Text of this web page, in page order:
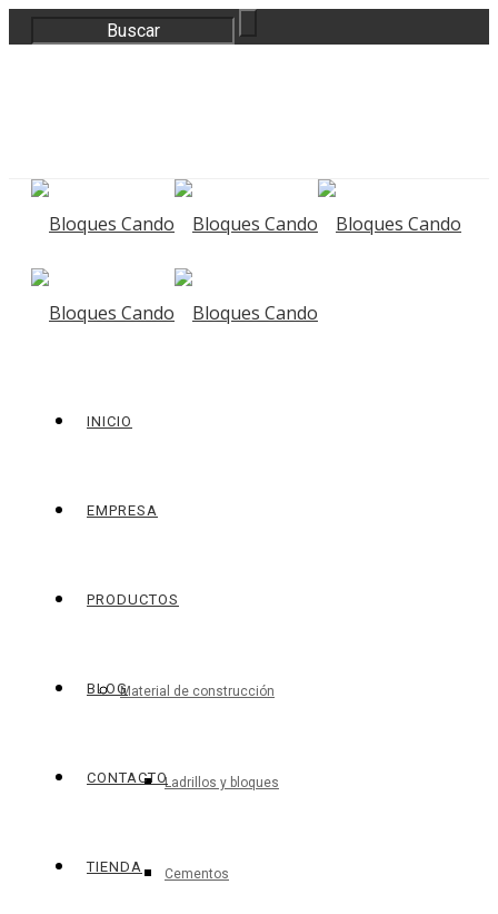
INICIO
EMPRESA
PRODUCTOS
Material de construcción
Ladrillos y bloques
Cementos
BLOG
CONTACTO
TIENDA